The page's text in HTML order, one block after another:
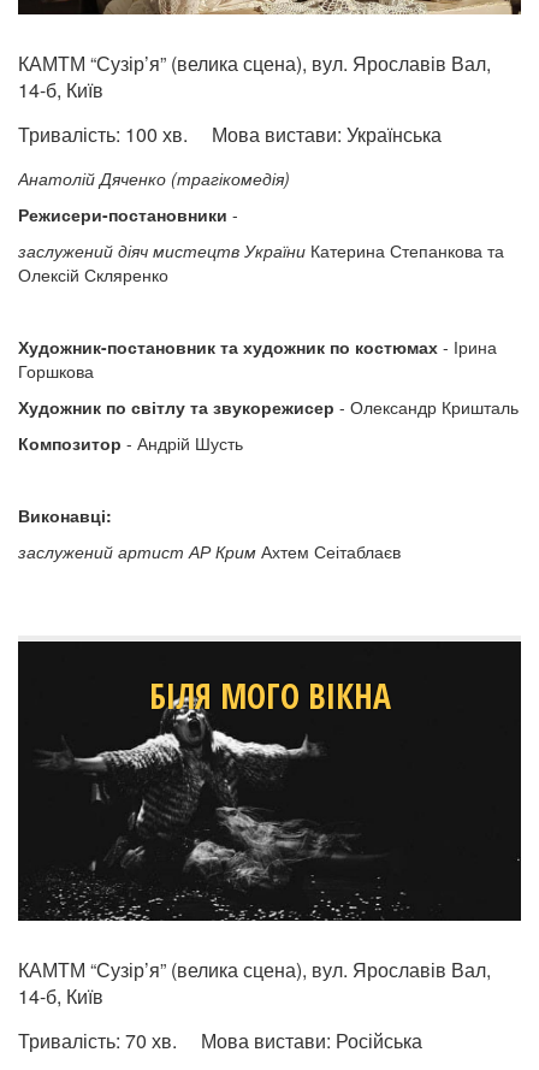
КАМТМ “Сузір’я” (велика сцена), вул. Ярославів Вал,
14-б, Київ
Тривалість: 100 хв. Мова вистави: Українська
Анатолій Дяченко (трагікомедія)
Режисери-постановники -
заслужений діяч мистецтв України Катерина Степанкова та
Олексій Скляренко
Художник-постановник та художник по костюмах - Ірина
Горшкова
Художник по світлу та звукорежисер - Олександр Кришталь
Композитор - Андрій Шусть
Виконавці:
заслужений артист АР Крим Ахтем Сеітаблаєв
БІЛЯ МОГО ВІКНА
КАМТМ “Сузір’я” (велика сцена), вул. Ярославів Вал,
14-б, Київ
Тривалість: 70 хв. Мова вистави: Російська